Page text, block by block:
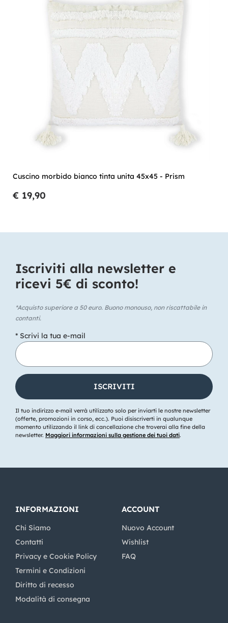
Cuscino morbido bianco tinta unita 45x45 - Prism
€ 19,90
Iscriviti alla newsletter e
ricevi 5€ di sconto!​
*Acquisto superiore a 50 euro. Buono monouso, non riscattabile in
contanti.
* Scrivi la tua e-mail
Il tuo indirizzo e-mail verrà utilizzato solo per inviarti le nostre newsletter
(offerte, promozioni in corso, ecc.). Puoi disiscriverti in qualunque
momento utilizzando il link di cancellazione che troverai alla fine della
newsletter. Maggiori informazioni sulla gestione dei tuoi dati.
INFORMAZIONI
Chi Siamo
Contatti
Privacy e Cookie Policy
Termini e Condizioni
Diritto di recesso
Modalità di consegna
ACCOUNT
Nuovo Account
Wishlist
FAQ